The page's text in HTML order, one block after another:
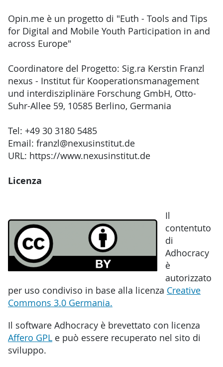
Opin.me è un progetto di "Euth - Tools and Tips
for Digital and Mobile Youth Participation in and
across Europe"
Coordinatore del Progetto: Sig.ra Kerstin Franzl
nexus - Institut für Kooperationsmanagement
und interdisziplinäre Forschung GmbH, Otto-
Suhr-Allee 59, 10585 Berlino, Germania
Tel: +49 30 3180 5485
Email: franzl@nexusinstitut.de
URL: https://www.nexusinstitut.de
Licenza
Il
contentuto
di
Adhocracy
è
autorizzato
per uso condiviso in base alla licenza Creative
Commons 3.0 Germania.
Il software Adhocracy è brevettato con licenza
Affero GPL e può essere recuperato nel sito di
sviluppo.